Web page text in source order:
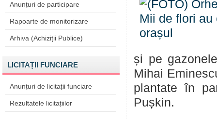
Anunțuri de participare
Rapoarte de monitorizare
Arhiva (Achiziții Publice)
LICITAȚII FUNCIARE
Anunțuri de licitații funciare
Rezultatele licitațiilor
și pe
Mihai
plantate în
Pușkin.